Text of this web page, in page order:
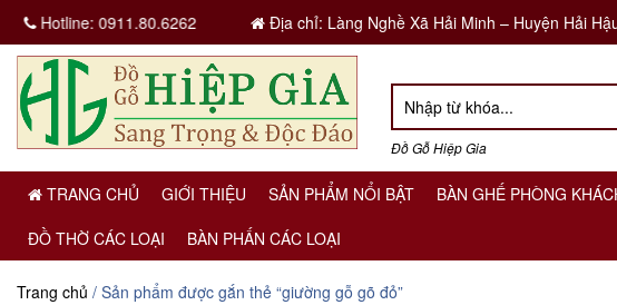
Hotline:0911.80.6262 Địa chỉ: Làng Nghề Xã Hải Minh – Huyện Hải
Đồ Gỗ Hiệp Gia
TRANG CHỦ GIỚI THIỆU SẢN PHẨM NỔI BẬT BÀN GHẾ PHÒNG
ĐỒ THỜ CÁC LOẠI
BÀN PHẤN CÁC LOẠI
Trang chủ / Sản phẩm được gắn thẻ “giường gỗ gõ đỏ”